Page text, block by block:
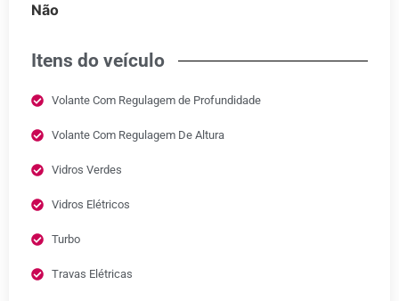
Não
Itens do veículo
Volante Com Regulagem de Profundidade
Volante Com Regulagem De Altura
Vidros Verdes
Vidros Elétricos
Turbo
Travas Elétricas